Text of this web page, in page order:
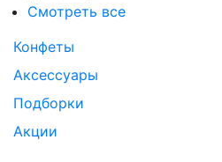
Смотреть все
Конфеты
Аксессуары
Подборки
Акции